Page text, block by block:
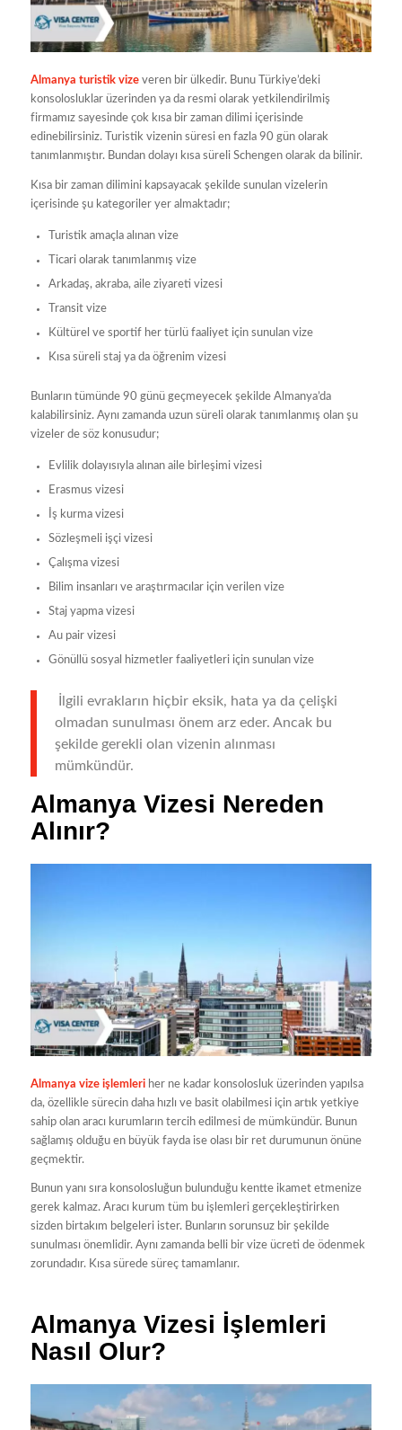
Almanya turistik vizeveren bir ülkedir. Bunu Türkiye’deki
konsolosluklar üzerinden ya da resmi olarak yetkilendirilmiş
firmamız sayesinde çok kısa bir zaman dilimi içerisinde
edinebilirsiniz. Turistik vizenin süresi en fazla 90 gün olarak
tanımlanmıştır. Bundan dolayı kısa süreli Schengen olarak da bilinir.
Kısa bir zaman dilimini kapsayacak şekilde sunulan vizelerin
içerisinde şu kategoriler yer almaktadır;
Turistik amaçla alınan vize
Ticari olarak tanımlanmış vize
Arkadaş, akraba, aile ziyareti vizesi
Transit vize
Kültürel ve sportif her türlü faaliyet için sunulan vize
Kısa süreli staj ya da öğrenim vizesi
Bunların tümünde 90 günü geçmeyecek şekilde Almanya’da
kalabilirsiniz. Aynı zamanda uzun süreli olarak tanımlanmış olan şu
vizeler de söz konusudur;
Evlilik dolayısıyla alınan aile birleşimi vizesi
Erasmus vizesi
İş kurma vizesi
Sözleşmeli işçi vizesi
Çalışma vizesi
Bilim insanları ve araştırmacılar için verilen vize
Staj yapma vizesi
Au pair vizesi
Gönüllü sosyal hizmetler faaliyetleri için sunulan vize
İlgili evrakların hiçbir eksik, hata ya da çelişki
olmadan sunulması önem arz eder. Ancak bu
şekilde gerekli olan vizenin alınması
mümkündür.
Almanya Vizesi Nereden
Alınır?
Almanya vize işlemleriher ne kadar konsolosluk üzerinden yapılsa
da, özellikle sürecin daha hızlı ve basit olabilmesi için artık yetkiye
sahip olan aracı kurumların tercih edilmesi de mümkündür. Bunun
sağlamış olduğu en büyük fayda ise olası bir ret durumunun önüne
geçmektir.
Bunun yanı sıra konsolosluğun bulunduğu kentte ikamet etmenize
gerek kalmaz. Aracı kurum tüm bu işlemleri gerçekleştirirken
sizden birtakım belgeleri ister. Bunların sorunsuz bir şekilde
sunulması önemlidir. Aynı zamanda belli bir vize ücreti de ödenmek
zorundadır. Kısa sürede süreç tamamlanır.
Almanya Vizesi İşlemleri
Nasıl Olur?